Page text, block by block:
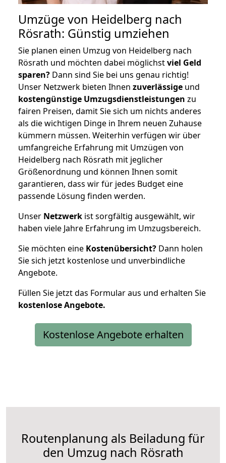
Umzüge von Heidelberg nach
Rösrath: Günstig umziehen
Sie planen einen Umzug von Heidelberg nach
Rösrath und möchten dabei möglichstviel Geld
sparen? Dann sind Sie bei uns genau richtig!
Unser Netzwerk bieten Ihnen zuverlässige und
kostengünstige Umzugsdienstleistungen zu
fairen Preisen, damit Sie sich um nichts anderes
als die wichtigen Dinge in Ihrem neuen Zuhause
kümmern müssen. Weiterhin verfügen wir über
umfangreiche Erfahrung mit Umzügen von
Heidelberg nach Rösrath mit jeglicher
Größenordnung und können Ihnen somit
garantieren, dass wir für jedes Budget eine
passende Lösung finden werden.
Unser Netzwerk ist sorgfältig ausgewählt, wir
haben viele Jahre Erfahrung im Umzugsbereich.
Sie möchten eine Kostenübersicht? Dann holen
Sie sich jetzt kostenlose und unverbindliche
Angebote.
Füllen Sie jetzt das Formular aus und erhalten Sie
kostenloseAngebote.
Kostenlose Angebote erhalten
Routenplanung als Beiladung für
den Umzug nach Rösrath